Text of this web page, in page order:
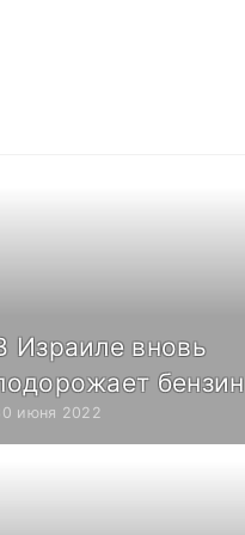
Израиле вновь
бензин
июня 2022